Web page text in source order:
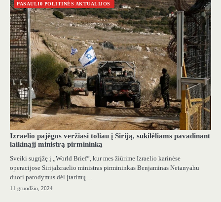
PASAULI0 POLITINĖS AKTUALIJOS
Izraelio pajėgos veržiasi toliau į Siriją, sukilėliams pavadinant
laikinąjį ministrą pirmininką
Sveiki sugrįžę į „World Brief“, kur mes žiūrime Izraelio karinėse
operacijose SirijaIzraelio ministras pirmininkas Benjaminas Netanyahu
duoti parodymus dėl įtarimų…
11 gruodžio, 2024